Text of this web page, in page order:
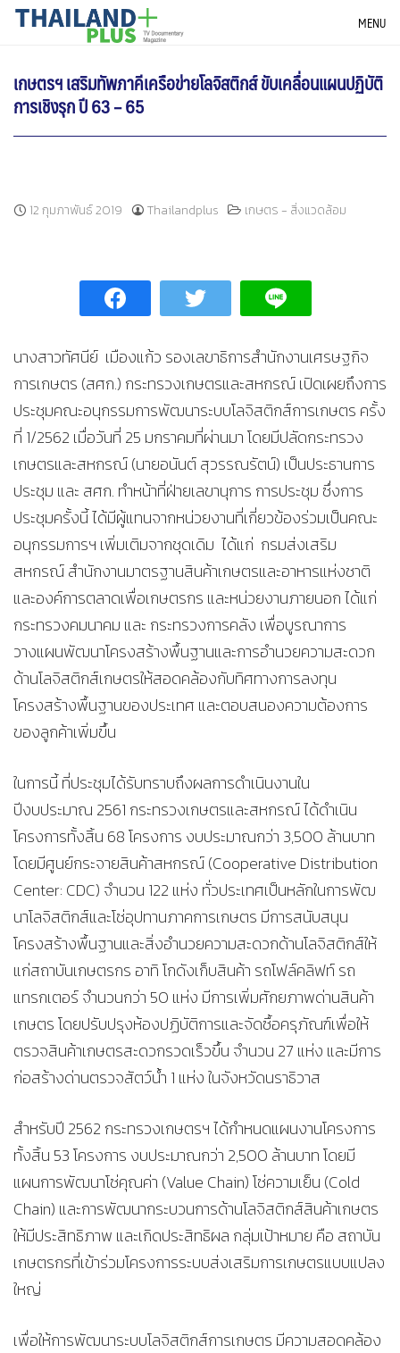
SkipTHAILANDPLUS NEWS MENU
เกษตรฯ เสริมทัพภาคีเครือข่ายโลจิสติกส์ ขับเคลื่อนแผนปฏิบัติ
การเชิงรุก ปี 63 – 65
12 กุมภาพันธ์ 2019 Thailandplus เกษตร - สิ่งแวดล้อม
นางสาวทัศนีย์ เมืองแก้ว รองเลขาธิการสำนักงานเศรษฐกิจ
การเกษตร (สศก.) กระทรวงเกษตรและสหกรณ์ เปิดเผยถึงการ
ประชุมคณะอนุกรรมการพัฒนาระบบโลจิสติกส์การเกษตร ครั้ง
ที่ 1/2562 เมื่อวันที่ 25 มกราคมที่ผ่านมา โดยมีปลัดกระทรวง
เกษตรและสหกรณ์ (นายอนันต์ สุวรรณรัตน์) เป็นประธานการ
ประชุม และ สศก. ทำหน้าที่ฝ่ายเลขานุการ การประชุม ซึ่งการ
ประชุมครั้งนี้ ได้มีผู้แทนจากหน่วยงานที่เกี่ยวข้องร่วมเป็นคณะ
อนุกรรมการฯ เพิ่มเติมจากชุดเดิม ได้แก่ กรมส่งเสริม
สหกรณ์ สำนักงานมาตรฐานสินค้าเกษตรและอาหารแห่งชาติ
และองค์การตลาดเพื่อเกษตรกร และหน่วยงานภายนอก ได้แก่
กระทรวงคมนาคม และ กระทรวงการคลัง เพื่อบูรณาการ
วางแผนพัฒนาโครงสร้างพื้นฐานและการอำนวยความสะดวก
ด้านโลจิสติกส์เกษตรให้สอดคล้องกับทิศทางการลงทุน
โครงสร้างพื้นฐานของประเทศ และตอบสนองความต้องการ
ของลูกค้าเพิ่มขึ้น
ในการนี้ ที่ประชุมได้รับทราบถึงผลการดำเนินงานใน
ปีงบประมาณ 2561 กระทรวงเกษตรและสหกรณ์ ได้ดำเนิน
โครงการทั้งสิ้น 68 โครงการ งบประมาณกว่า 3,500 ล้านบาท
โดยมีศูนย์กระจายสินค้าสหกรณ์ (Cooperative Distribution
Center: CDC) จำนวน 122 แห่ง ทั่วประเทศเป็นหลักในการพัฒ
นาโลจิสติกส์และโซ่อุปทานภาคการเกษตร มีการสนับสนุน
โครงสร้างพื้นฐานและสิ่งอำนวยความสะดวกด้านโลจิสติกส์ให้
แก่สถาบันเกษตรกร อาทิ โกดังเก็บสินค้า รถโฟล์คลิฟท์ รถ
แทรกเตอร์ จำนวนกว่า 50 แห่ง มีการเพิ่มศักยภาพด่านสินค้า
เกษตร โดยปรับปรุงห้องปฏิบัติการและจัดซื้อครุภัณฑ์เพื่อให้
ตรวจสินค้าเกษตรสะดวกรวดเร็วขึ้น จำนวน 27 แห่ง และมีการ
ก่อสร้างด่านตรวจสัตว์น้ำ 1 แห่ง ในจังหวัดนราธิวาส
สำหรับปี 2562 กระทรวงเกษตรฯ ได้กำหนดแผนงานโครงการ
ทั้งสิ้น 53 โครงการ งบประมาณกว่า 2,500 ล้านบาท โดยมี
แผนการพัฒนาโซ่คุณค่า (Value Chain) โซ่ความเย็น (Cold
Chain) และการพัฒนากระบวนการด้านโลจิสติกส์สินค้าเกษตร
ให้มีประสิทธิภาพ และเกิดประสิทธิผล กลุ่มเป้าหมาย คือ สถาบัน
เกษตรกรที่เข้าร่วมโครงการระบบส่งเสริมการเกษตรแบบแปลง
ใหญ่
เพื่อให้การพัฒนาระบบโลจิสติกส์การเกษตร มีความสอดคล้อง